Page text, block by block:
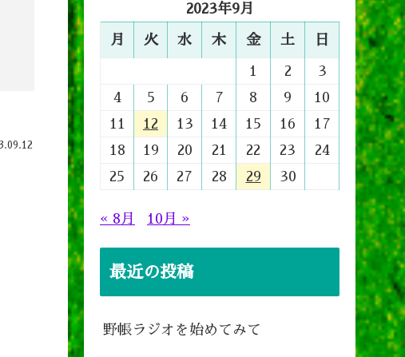
2023年9月
月 火 水 木 金 土 日
1 2
3
4
5 6 7 8 9
10
11
12 13 14 15 16
17
18
19 20 21 22 23
24
25
26 27 28 29 30
« 8月 10月 »
最近の投稿
野帳ラジオを始めてみて